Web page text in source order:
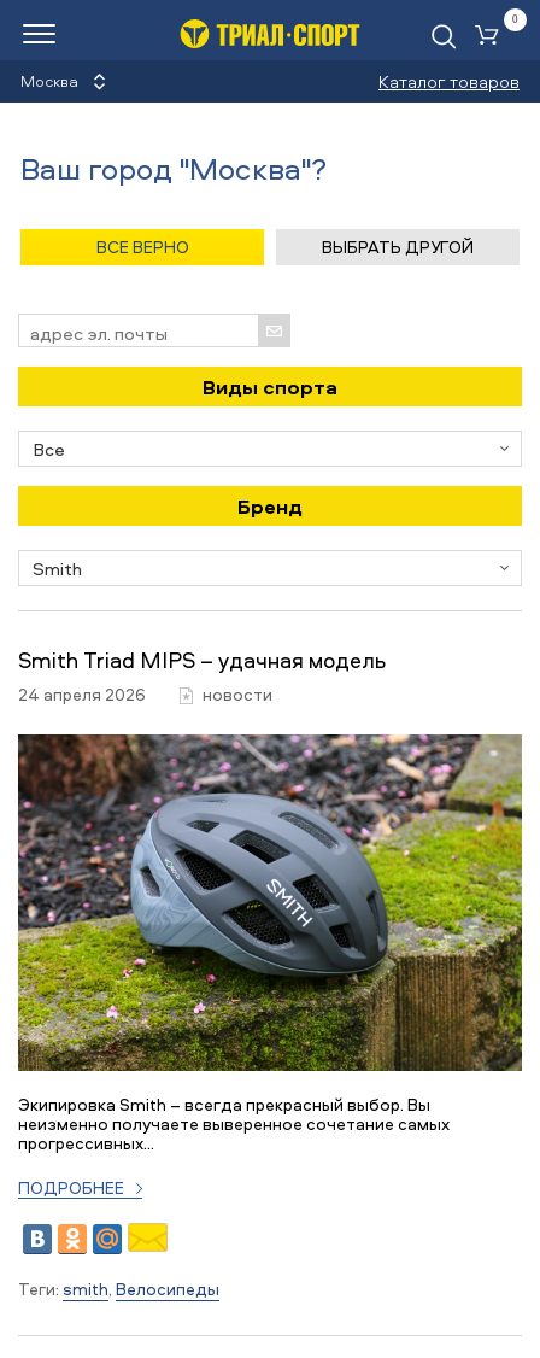
Москва Каталог товаров
0
Подпишись на новости!
Виды спорта
Бренд
Smith Triad MIPS – удачная модель
24 апреля 2026 новости
Экипировка Smith – всегда прекрасный выбор. Вы
неизменно получаете выверенное сочетание самых
прогрессивных...
ПОДРОБНЕЕ
Теги: smith, Велосипеды
Ваш город "Москва"?
ВСЕ ВЕРНО ВЫБРАТЬ ДРУГОЙ